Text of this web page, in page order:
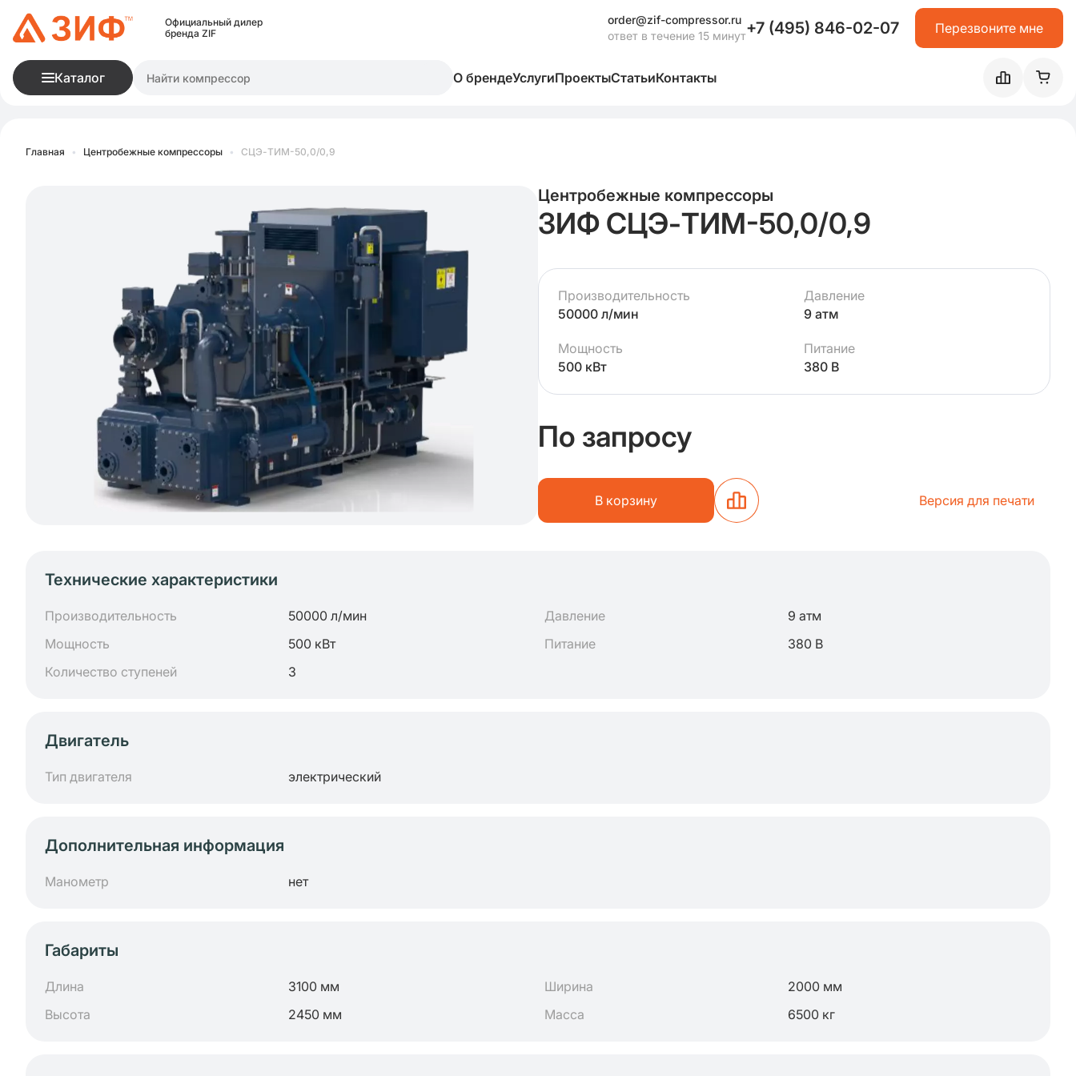
Официальный дилер
бренда ZIF
order@zif-compressor.ru
ответ в течение 15 минут+7 (495) 846-02-07 Перезвоните мне
Каталог О брендеУслугиПроектыСтатьиКонтакты
Главная • Центробежные компрессоры • СЦЭ-ТИМ-50,0/0,9
Центробежные компрессоры
ЗИФ СЦЭ-ТИМ-50,0/0,9
Производительность
50000 л/мин
Давление
9 атм
Мощность
500 кВт
Питание
380 В
По запросу
В корзину Версия для печати
Технические характеристики
Производительность 50000 л/мин Давление
9 атм
Мощность
500 кВт Питание
380 В
Количество ступеней
3
Двигатель
Тип двигателя электрический
Дополнительная информация
Манометр нет
Габариты
Длина 3100 мм Ширина
2000 мм
Высота
2450 мм Масса 6500 кг